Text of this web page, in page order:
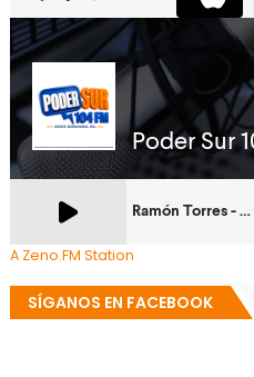
A Zeno.FM Station
SÍGANOS EN FACEBOOK